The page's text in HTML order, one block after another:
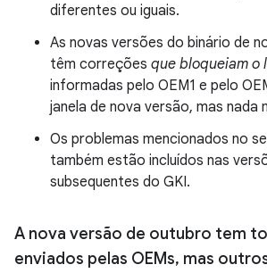
diferentes ou iguais.
As novas versões do binário de
têm correções que bloqueiam o
informadas pelo OEM1 e pelo
janela de nova versão, mas nada
Os problemas mencionados no
também estão incluídos nas
subsequentes do GKI.
A nova versão de outubro tem
enviados pelas OEMs, mas